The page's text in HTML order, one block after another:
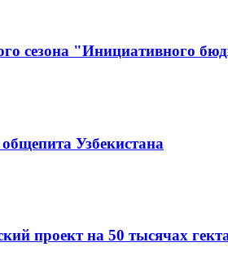
сезона "Инициативного
Узбекистана
проект на 50 тысячах